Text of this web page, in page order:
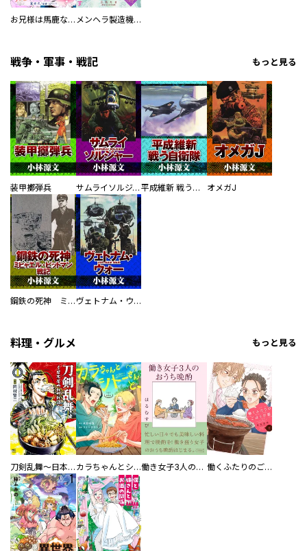
お兄様は馬鹿なんですか？～地味王女は婚約破棄に巻き込まれる～ メンヘラ製造機の公爵令息（過保護）が溺愛してきます
戦争・軍事・戦記 もっと見る
装甲擲弾兵 サムライソルジャー SAMURAI SOLDIER 平成維新 戦う自衛隊 オメガJ
鋼鉄の死神 ミヒャエル・ビットマン戦記 ヴェトナム・ウォー VIETNAM WAR
料理・グルメ もっと見る
刀剣乱舞～日本号つれづれ酒～ カラちゃんとシトーさんと、 【分冊版】 働き女子3人のおうち晩酌 働くふたりのごほうび飯